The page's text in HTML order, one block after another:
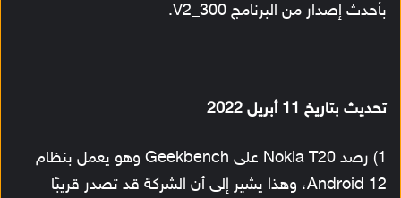
بأحدث إصدار من البرنامج V2_300.
تحديث بتاريخ 11 أبريل 2022
1) رصد Nokia T20 على Geekbench وهو يعمل بنظام
Android 12، وهذا يشير إلى أن الشركة قد تصدر قريبًا